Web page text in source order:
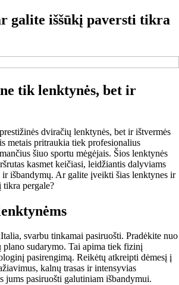
galite iššūkį paversti tikra
tik lenktynės, bet ir
dviračių lenktynės, bet ir ištvermės
metais pritraukia tiek profesionalius
šiuo sportu mėgėjais. Šios lenktynės
kasmet keičiasi, leidžiantis dalyviams
išbandymų. Ar galite įveikti šias lenktynes ir
tikra pergale?
svarbu tinkamai pasiruošti. Pradėkite nuo
plano sudarymo. Tai apima tiek fizinį
pasirengimą. Reikėtų atkreipti dėmesį į
kalnų trasas ir intensyvias
jums pasiruošti galutiniam išbandymui.